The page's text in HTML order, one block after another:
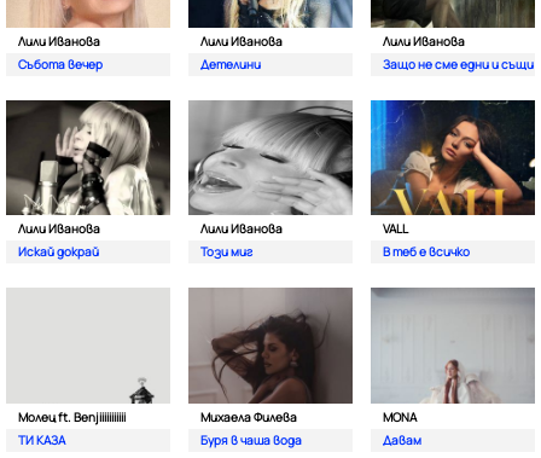
Лили Иванова
Събота вечер
Лили Иванова
Детелини
Лили Иванова
Защо не сме едни и същи
Лили Иванова
Искай докрай
Лили Иванова
Този миг
VALL
В теб е всичко
Молец ft. Benjiiiiiiiiiii
ТИ КАЗА
Михаела Филева
Буря в чаша вода
MONA
Давам